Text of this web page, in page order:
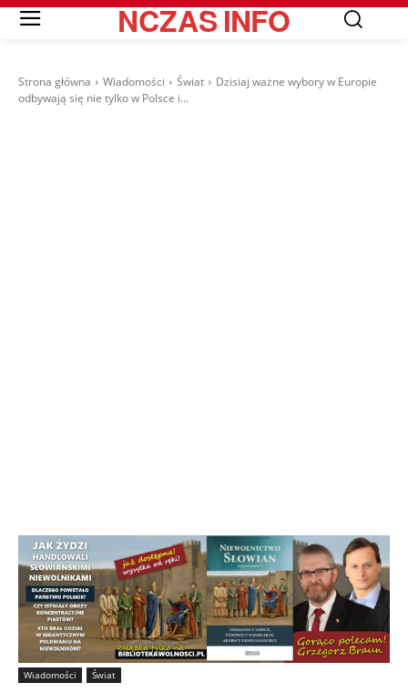
NCZASINFO
Strona główna Wiadomości Świat
Dzisiaj ważne wybory w Europie
odbywają się nie tylko w Polsce i...
Wiadomości Świat